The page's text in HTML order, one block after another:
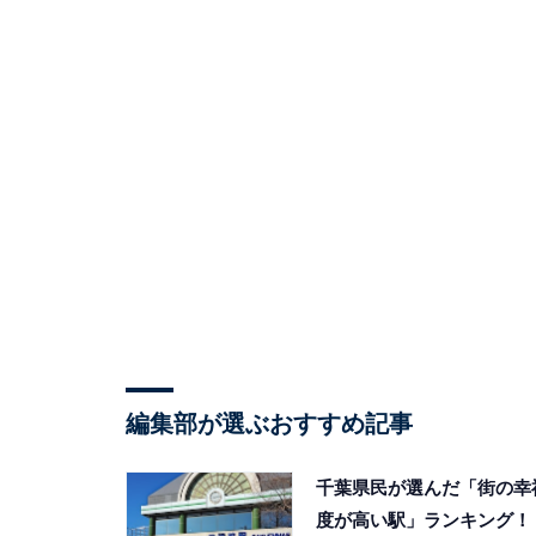
編集部が選ぶおすすめ記事
千葉県民が選んだ「街の幸
度が高い駅」ランキング！